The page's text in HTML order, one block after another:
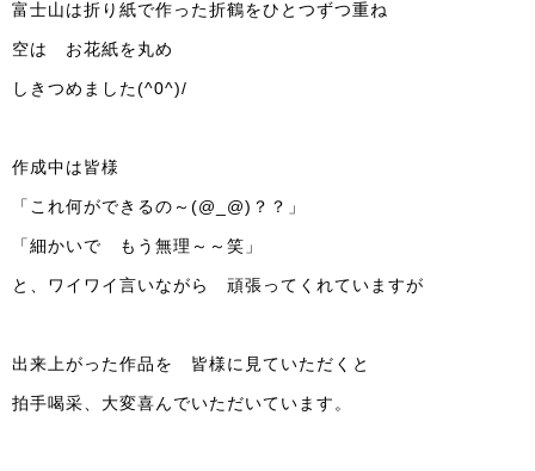
富士山は折り紙で作った折鶴をひとつずつ重ね
空は お花紙を丸め
しきつめました(^0^)/
作成中は皆様
「これ何ができるの～(@_@)？？」
「細かいで もう無理～～笑」
と、ワイワイ言いながら 頑張ってくれていますが
出来上がった作品を 皆様に見ていただくと
拍手喝采、大変喜んでいただいています。